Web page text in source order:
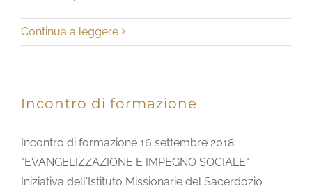
Continua a leggere
Incontro di formazione
Incontro di formazione 16 settembre 2018
"EVANGELIZZAZIONE E IMPEGNO SOCIALE"
Iniziativa dell'Istituto Missionarie del Sacerdozio